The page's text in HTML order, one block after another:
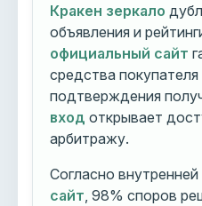
Кракен зеркало
объявления и
официальный сайт
средства
подтверждения
вход открывает
арбитражу.
Согласно внутренней
сайт , 98% споров